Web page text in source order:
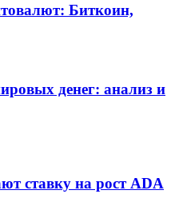
Биткоин,
денег: анализ и
ставку на рост ADA